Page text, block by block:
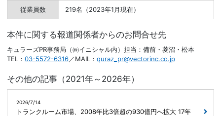
従業員数 219名（2023年1月現在）
本件に関する報道関係者からのお問合せ先
キュラーズPR事務局（㈱イニシャル内）担当：備前・菱沼・松本
TEL： 03-5572-6316／MAIL： quraz_pr@vectorinc.co.jp
その他の記事（2021年～2026年）
2026/7/14
トランクルーム市場、2008年比3倍超の930億円へ拡大 17年